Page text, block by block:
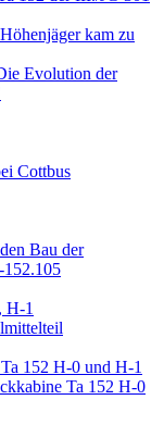
kam zu
Evolution der
Cottbus
Bau der
H-1
152 H-0 und H-1
Ta 152 H-0